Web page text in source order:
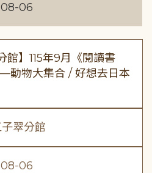
06
館】115年9月《閱讀書
動物大集合 / 好想去日本
翠分館
06